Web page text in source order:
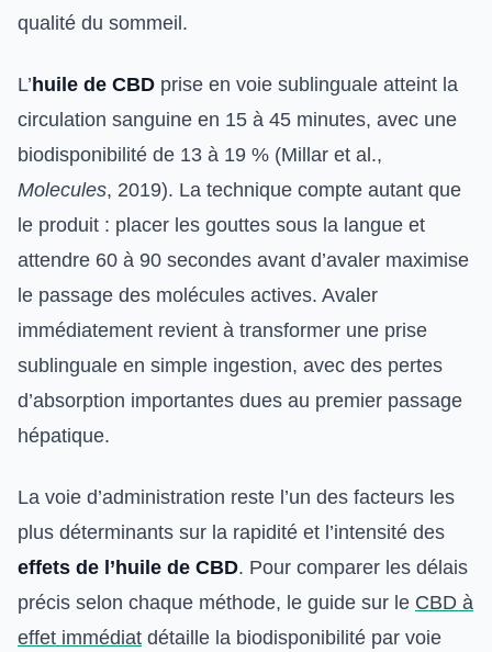
qualité du sommeil.
L’ huile de CBD prise en voie sublinguale atteint la
circulation sanguine en 15 à 45 minutes, avec une
biodisponibilité de 13 à 19 % (Millar et al.,
Molecules, 2019). La technique compte autant que
le produit : placer les gouttes sous la langue et
attendre 60 à 90 secondes avant d’avaler maximise
le passage des molécules actives. Avaler
immédiatement revient à transformer une prise
sublinguale en simple ingestion, avec des pertes
d’absorption importantes dues au premier passage
hépatique.
La voie d’administration reste l’un des facteurs les
plus déterminants sur la rapidité et l’intensité des
effets de l’huile de CBD. Pour comparer les délais
précis selon chaque méthode, le guide sur le CBD à
effet immédiat détaille la biodisponibilité par voie